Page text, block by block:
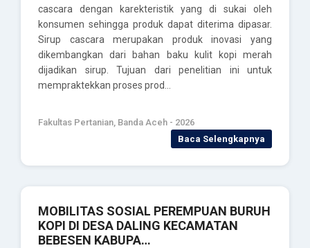
cascara dengan karekteristik yang di sukai oleh
konsumen sehingga produk dapat diterima dipasar.
Sirup cascara merupakan produk inovasi yang
dikembangkan dari bahan baku kulit kopi merah
dijadikan sirup. Tujuan dari penelitian ini untuk
mempraktekkan proses prod…
Fakultas Pertanian, Banda Aceh - 2026
Baca Selengkapnya
MOBILITAS SOSIAL PEREMPUAN BURUH
KOPI DI DESA DALING KECAMATAN
BEBESEN KABUPA…